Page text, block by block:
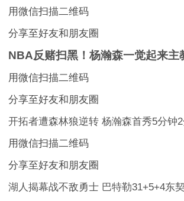
用微信扫描二维码
分享至好友和朋友圈
NBA反赌扫黑！杨瀚森一觉起来主
用微信扫描二维码
分享至好友和朋友圈
开拓者遭森林狼逆转 杨瀚森首秀5分钟
用微信扫描二维码
分享至好友和朋友圈
湖人揭幕战不敌勇士 巴特勒31+5+4东